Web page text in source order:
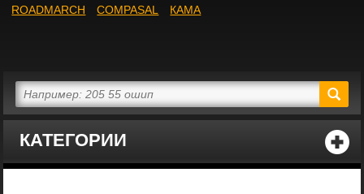
КАТЕГОРИИ
ROADMARCH
COMPASAL КАМА